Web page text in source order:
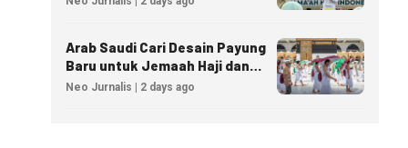
Arab Saudi Cari Desain Payung
Baru untuk Jemaah Haji dan
Umrah
Neo Jurnalis | 2 days ago